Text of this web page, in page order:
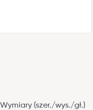
Wymiary (szer./wys./gł.)